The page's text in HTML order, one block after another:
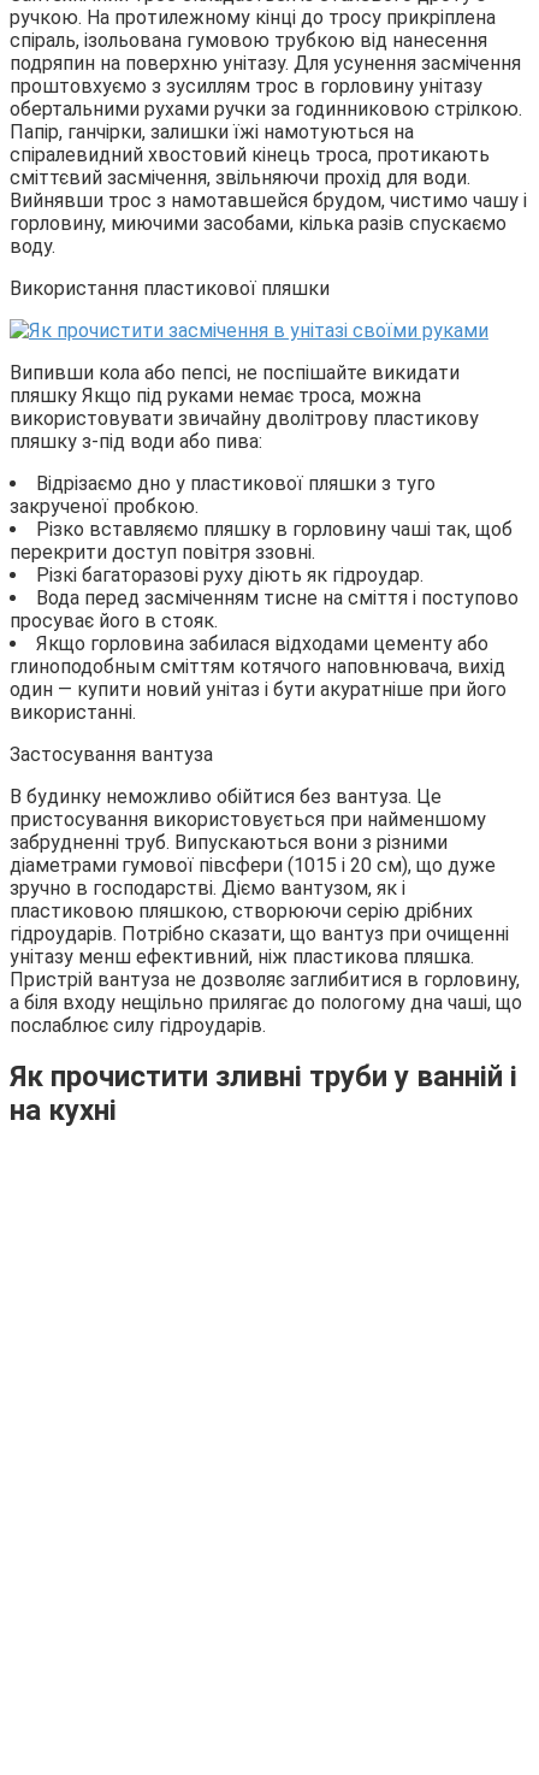
ручкою. На протилежному кінці до тросу прикріплена
спіраль, ізольована гумовою трубкою від нанесення
подряпин на поверхню унітазу. Для усунення засмічення
проштовхуємо з зусиллям трос в горловину унітазу
обертальними рухами ручки за годинниковою стрілкою.
Папір, ганчірки, залишки їжі намотуються на
спіралевидний хвостовий кінець троса, протикають
сміттєвий засмічення, звільняючи прохід для води.
Вийнявши трос з намотавшейся брудом, чистимо чашу і
горловину, миючими засобами, кілька разів спускаємо
воду.
Використання пластикової пляшки
Випивши кола або пепсі, не поспішайте викидати
пляшку Якщо під руками немає троса, можна
використовувати звичайну дволітрову пластикову
пляшку з-під води або пива:
Відрізаємо дно у пластикової пляшки з туго
закрученої пробкою.
Різко вставляємо пляшку в горловину чаші так, щоб
перекрити доступ повітря ззовні.
Різкі багаторазові руху діють як гідроудар.
Вода перед засміченням тисне на сміття і поступово
просуває його в стояк.
Якщо горловина забилася відходами цементу або
глиноподобным сміттям котячого наповнювача, вихід
один — купити новий унітаз і бути акуратніше при його
використанні.
Застосування вантуза
В будинку неможливо обійтися без вантуза. Це
пристосування використовується при найменшому
забрудненні труб. Випускаються вони з різними
діаметрами гумової півсфери (1015 і 20 см), що дуже
зручно в господарстві. Діємо вантузом, як і
пластиковою пляшкою, створюючи серію дрібних
гідроударів. Потрібно сказати, що вантуз при очищенні
унітазу менш ефективний, ніж пластикова пляшка.
Пристрій вантуза не дозволяє заглибитися в горловину,
а біля входу нещільно прилягає до пологому дна чаші, що
послаблює силу гідроударів.
Як прочистити зливні труби у ванній і
на кухні